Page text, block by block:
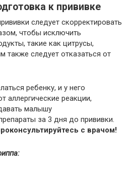
к прививке
следует скорректировать
чтобы исключить
такие как цитрусы,
также следует отказаться от
ребенку, и у него
аллергические реакции,
малышу
за 3 дня до прививки.
с врачом!